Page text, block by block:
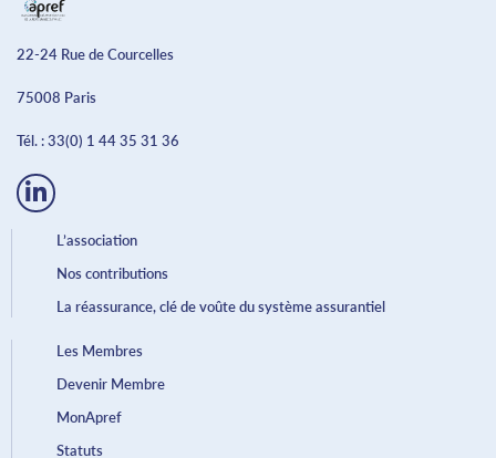
22-24 Rue de Courcelles
75008 Paris
Tél. :33(0) 1 44 35 31 36
L’association
Nos contributions
La réassurance, clé de voûte du système assurantiel
Les Membres
Devenir Membre
MonApref
Statuts